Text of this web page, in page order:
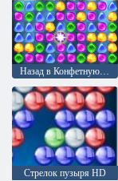
Назад в Конфетную страну: Эпизод 1
Стрелок пузыря HD